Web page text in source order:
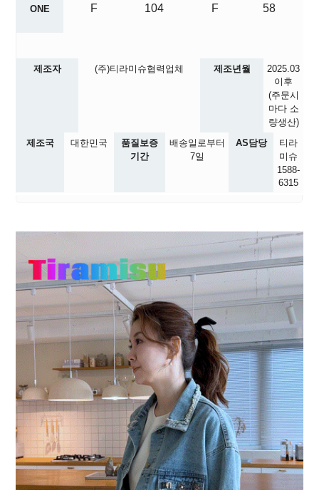
ONE
F 104 F 58
제조자 (주)티라미슈협력업체 제조년월
2025.03
이후
(주문시
마다 소
량생산)
제조국
대한민국
품질보증
기간
배송일로부터
7일
AS담당
티라
미슈
1588-
6315